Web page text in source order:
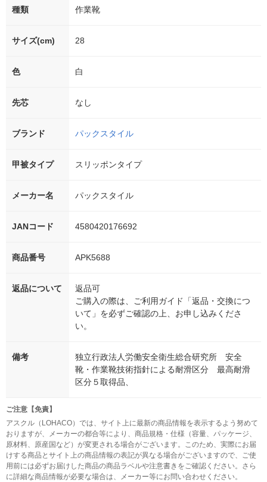
種類 作業靴
サイズ(cm) 28
色 白
先芯 なし
ブランド パックスタイル
甲被タイプ スリッポンタイプ
メーカー名 パックスタイル
JANコード 4580420176692
商品番号 APK5688
返品について
返品可
ご購入の際は、ご利用ガイド「返品・交換につ
いて」を必ずご確認の上、お申し込みくださ
い。
備考
独立行政法人労働安全衛生総合研究所 安全
靴・作業靴技術指針による耐滑区分 最高耐滑
区分５取得品、
ご注意【免責】
アスクル（LOHACO）では、サイト上に最新の商品情報を表示するよう努めて
おりますが、メーカーの都合等により、商品規格・仕様（容量、パッケージ、
原材料、原産国など）が変更される場合がございます。このため、実際にお届
けする商品とサイト上の商品情報の表記が異なる場合がございますので、ご使
用前には必ずお届けした商品の商品ラベルや注意書きをご確認ください。さら
に詳細な商品情報が必要な場合は、メーカー等にお問い合わせください。